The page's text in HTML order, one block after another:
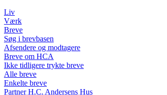
Liv
Værk
Breve
Søg i brevbasen
Afsendere og modtagere
Breve om HCA
Ikke tidligere trykte breve
Alle breve
Enkelte breve
Partner H.C. Andersens Hus